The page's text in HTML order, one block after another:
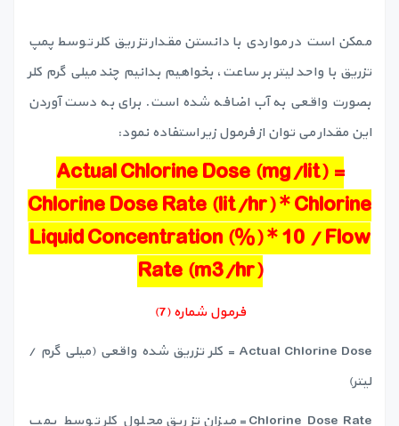
ممکن است در مواردی با دانستن مقدار تزریق کلر توسط پمپ
تزریق با واحد لیتر بر ساعت، بخواهیم بدانیم چند میلی گرم کلر
بصورت واقعی به آب اضافه شده است. برای به دست آوردن
این مقدار می توان از فرمول زیر استفاده نمود:
Actual Chlorine Dose (mg/lit) =
Chlorine Dose Rate (lit/hr) * Chlorine
Liquid Concentration (%) * 10 / Flow
Rate (m3/hr)
فرمول شماره (7)
Actual Chlorine Dose = کلر تزریق شده واقعی (میلی گرم /
لیتر)
Chlorine Dose Rate = میزان تزریق محلول کلر توسط پمپ